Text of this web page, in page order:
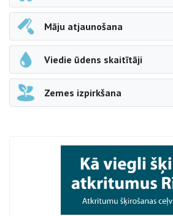
Māju atjaunošana
Viedie ūdens skaitītāji
Zemes izpirkšana